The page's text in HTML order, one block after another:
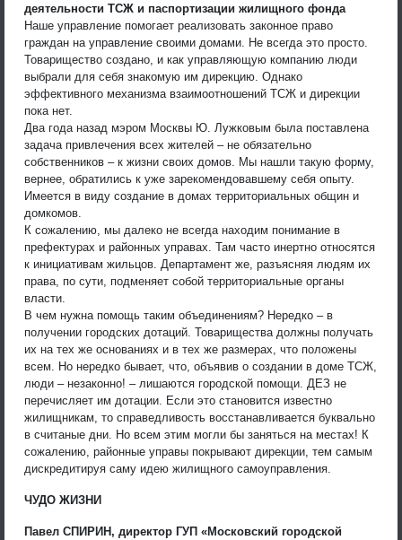
деятельности ТСЖ и паспортизации жилищного фонда
Наше управление помогает реализовать законное право
граждан на управление своими домами. Не всегда это просто.
Товарищество создано, и как управляющую компанию люди
выбрали для себя знакомую им дирекцию. Однако
эффективного механизма взаимоотношений ТСЖ и дирекции
пока нет.
Два года назад мэром Москвы Ю. Лужковым была поставлена
задача привлечения всех жителей – не обязательно
собственников – к жизни своих домов. Мы нашли такую форму,
вернее, обратились к уже зарекомендовавшему себя опыту.
Имеется в виду создание в домах территориальных общин и
домкомов.
К сожалению, мы далеко не всегда находим понимание в
префектурах и районных управах. Там часто инертно относятся
к инициативам жильцов. Департамент же, разъясняя людям их
права, по сути, подменяет собой территориальные органы
власти.
В чем нужна помощь таким объединениям? Нередко – в
получении городских дотаций. Товарищества должны получать
их на тех же основаниях и в тех же размерах, что положены
всем. Но нередко бывает, что, объявив о создании в доме ТСЖ,
люди – незаконно! – лишаются городской помощи. ДЕЗ не
перечисляет им дотации. Если это становится известно
жилищникам, то справедливость восстанавливается буквально
в считаные дни. Но всем этим могли бы заняться на местах! К
сожалению, районные управы покрывают дирекции, тем самым
дискредитируя саму идею жилищного самоуправления.
ЧУДО ЖИЗНИ
Павел СПИРИН, директор ГУП «Московский городской